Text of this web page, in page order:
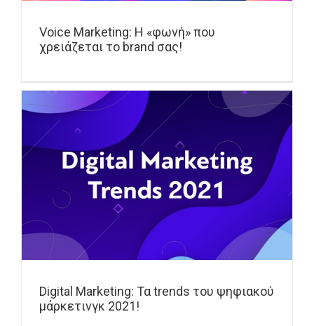
Voice Marketing: Η «φωνή» που
χρειάζεται το brand σας!
Digital Marketing: Τα trends του ψηφιακού
μάρκετινγκ 2021!